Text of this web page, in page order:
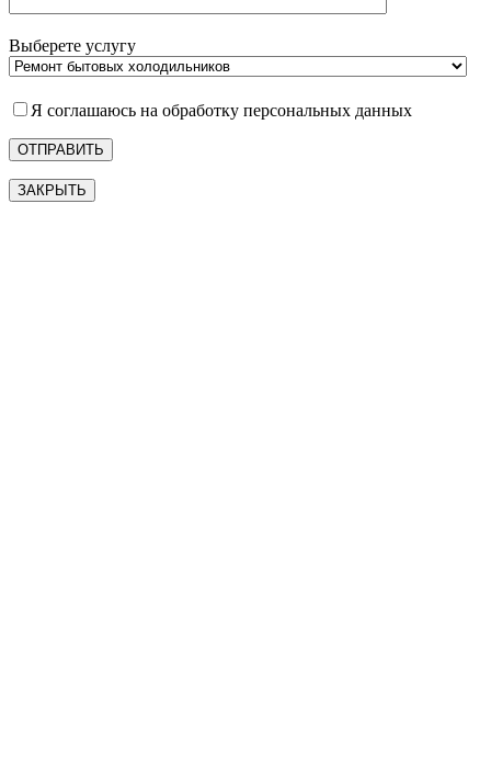
Выберете услугу
Я соглашаюсь на обработку персональных данных
ЗАКРЫТЬ